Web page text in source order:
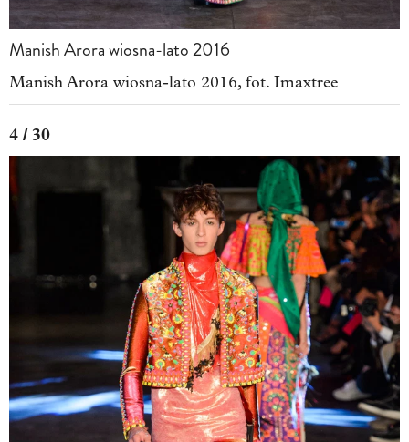
Manish Arora wiosna-lato 2016
Manish Arora wiosna-lato 2016, fot. Imaxtree
4 / 30